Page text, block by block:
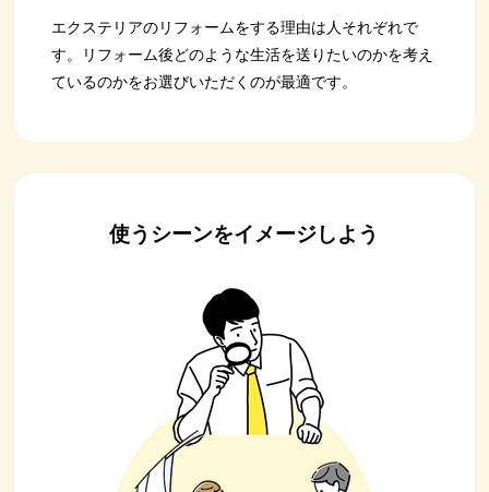
エクステリアのリフォームをする理由は人それぞれで
す。リフォーム後どのような生活を送りたいのかを考え
ているのかをお選びいただくのが最適です。
使うシーンをイメージしよう